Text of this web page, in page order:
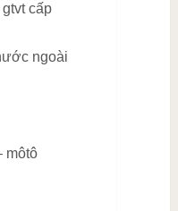
cấp
ngoài
môtô